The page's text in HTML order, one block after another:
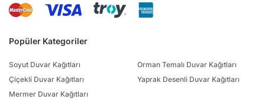
Popüler Kategoriler
Soyut Duvar Kağıtları
Çiçekli Duvar Kağıtları
Mermer Duvar Kağıtları
Orman Temalı Duvar Kağıtları
Yaprak Desenli Duvar Kağıtları